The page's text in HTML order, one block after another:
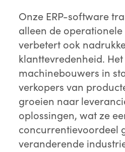
Onze ERP-software
alleen de
verbetert ook
klanttevredenheid.
machinebouwers in
verkopers van
groeien naar
oplossingen, wat ze
concurrentievoordeel
veranderende